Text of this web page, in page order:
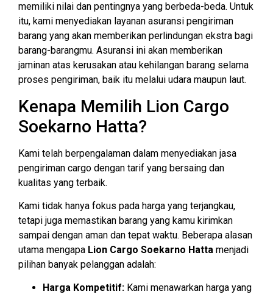
memiliki nilai dan pentingnya yang berbeda-beda. Untuk
itu, kami menyediakan layanan asuransi pengiriman
barang yang akan memberikan perlindungan ekstra bagi
barang-barangmu. Asuransi ini akan memberikan
jaminan atas kerusakan atau kehilangan barang selama
proses pengiriman, baik itu melalui udara maupun laut.
Kenapa Memilih Lion Cargo
Soekarno Hatta?
Kami telah berpengalaman dalam menyediakan jasa
pengiriman cargo dengan tarif yang bersaing dan
kualitas yang terbaik.
Kami tidak hanya fokus pada harga yang terjangkau,
tetapi juga memastikan barang yang kamu kirimkan
sampai dengan aman dan tepat waktu. Beberapa alasan
utama mengapa Lion Cargo Soekarno Hatta menjadi
pilihan banyak pelanggan adalah:
Harga Kompetitif: Kami menawarkan harga yang